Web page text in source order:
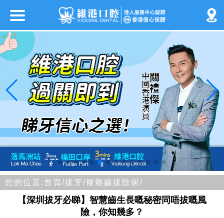
您的位置:首頁/拔牙/複雜齒拔除術/
【深圳拔牙必睇】智慧齒生長嘅秘密同唔拔嘅風
險，你知幾多？